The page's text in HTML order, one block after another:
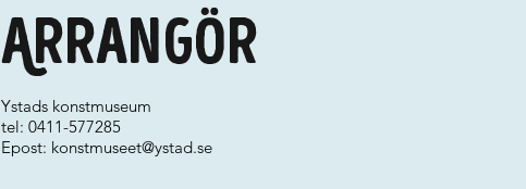
Arrangör
Ystads konstmuseum
tel: 0411-577285
Epost: konstmuseet@ystad.se